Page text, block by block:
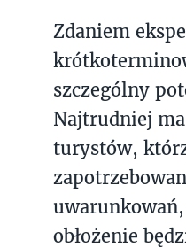
Zdaniem
szczególny
Najtrudniej
turystów,
obłożenie